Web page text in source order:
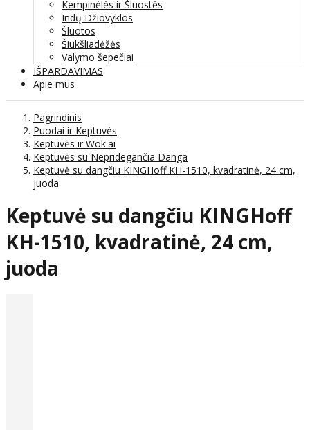
Kempinėlės ir Šluostės
Indų Džiovyklos
Šluotos
Šiukšliadėžės
Valymo šepečiai
IŠPARDAVIMAS
Apie mus
Pagrindinis
Puodai ir Keptuvės
Keptuvės ir Wok'ai
Keptuvės su Nepridegančia Danga
Keptuvė su dangčiu KINGHoff KH-1510, kvadratinė, 24 cm,
juoda
Keptuvė su dangčiu KINGHoff
KH-1510, kvadratinė, 24 cm,
juoda